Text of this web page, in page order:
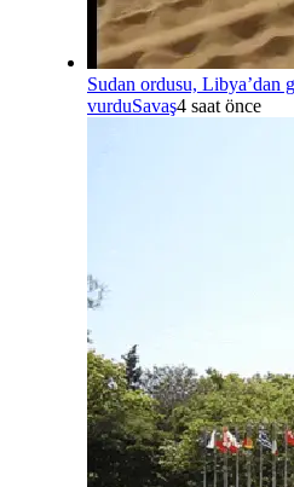
Sudan ordusu,
vurduSavaş4 saat önce